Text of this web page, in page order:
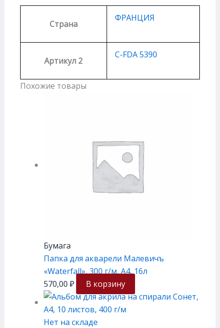
Страна
ФРАНЦИЯ
Артикул 2
C-FDA 5390
Похожие товары
Бумага
Папка для акварели Малевичъ
«Waterfall», 300 г/м, А4, 16л
570,00 ₽ В корзину
Нет на складе